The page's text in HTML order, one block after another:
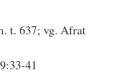
t. 637; vg. Afrat
41